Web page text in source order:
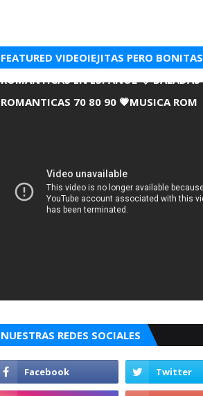
FEATURED VIDEOIEJITAS PERO BONITAS
ROMANTICAS EN ESPANOL 💘 BALADAS
ROMANTICAS 70 80 90 💗MUSICA ROM
NUESTRAS REDES SOCIALES